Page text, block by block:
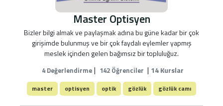
Master Optisyen
Bizler bilgi almak ve paylaşmak adına bu güne kadar bir çok
girişimde bulunmuş ve bir çok faydalı eylemler yapmış
meslek içinden gelen bağımsız bir topluluğuz.
4 Değerlendirme| 142 Öğrenciler | 14 Kurslar
master optisyen optik gözlük gözlük camı